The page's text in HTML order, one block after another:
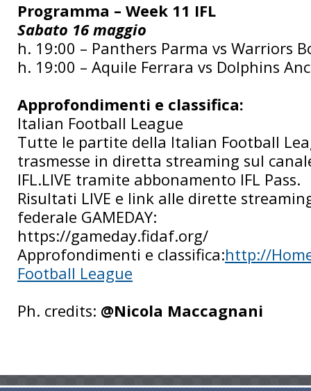
Programma – Week 11 IFL
Sabato 16 maggio
h. 19:00 – Panthers Parma vs Warriors
h. 19:00 – Aquile Ferrara vs Dolphins
Approfondimenti e classifica:
Italian Football League
Tutte le partite della Italian Football
trasmesse in diretta streaming sul
IFL.LIVE tramite abbonamento IFL Pass.
Risultati LIVE e link alle dirette
federale GAMEDAY:
https://gameday.fidaf.org/
Approfondimenti e classifica:http://
Football League
Ph. credits: @Nicola Maccagnani